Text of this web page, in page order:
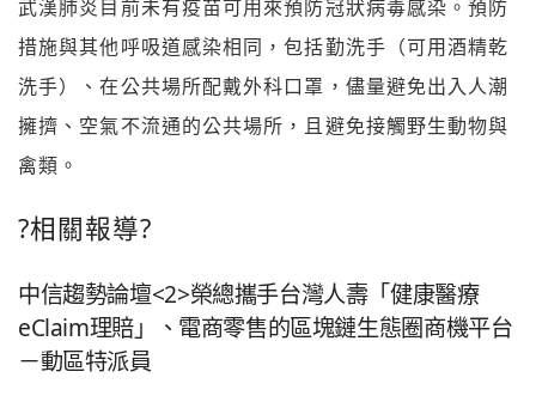
武漢肺炎目前未有疫苗可用來預防冠狀病毒感染。預防
措施與其他呼吸道感染相同，包括勤洗手（可用酒精乾
洗手）、在公共場所配戴外科口罩，儘量避免出入人潮
擁擠、空氣不流通的公共場所，且避免接觸野生動物與
禽類。
?相關報導?
中信趨勢論壇<2>榮總攜手台灣人壽「健康醫療
eClaim理賠」、電商零售的區塊鏈生態圈商機平台
－動區特派員